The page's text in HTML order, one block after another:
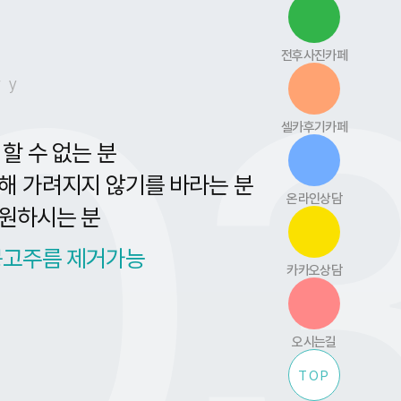
수 없는 분
가려지지 않기를 바라는 분
하시는 분
주름 제거가능
전후사진카페
셀카후기카페
온라인상담
카카오상담
오시는길
TOP